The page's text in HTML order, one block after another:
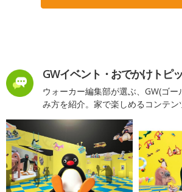
GWイベント・おでかけトピ
ウォーカー編集部が選ぶ、GW(ゴ
み方を紹介。家で楽しめるコンテン